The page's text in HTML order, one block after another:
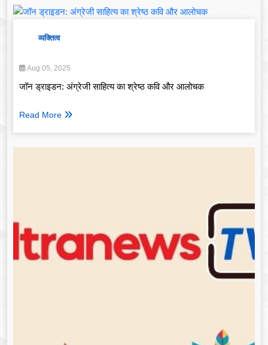
व्यक्तित्व
Aug 05, 2025
जॉन ड्राइडन: अंग्रेजी साहित्य का श्रेष्ठ कवि और आलोचक
Read More